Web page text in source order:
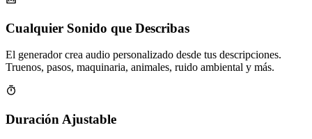
Cualquier Sonido que Describas
El generador crea audio personalizado desde tus descripciones.
Truenos, pasos, maquinaria, animales, ruido ambiental y más.
Duración Ajustable